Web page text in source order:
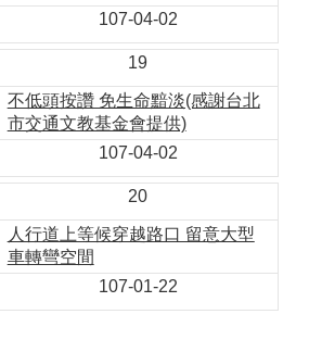
107-04-02
19
不低頭按讚 免生命黯淡(感謝台北
市交通文教基金會提供)
107-04-02
20
人行道上等候穿越路口 留意大型
車轉彎空間
107-01-22